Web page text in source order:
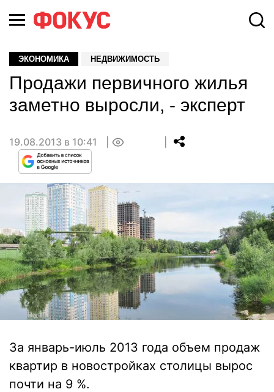
ЭКОНОМИКА НЕДВИЖИМОСТЬ
Продажи первичного жилья
заметно выросли, - эксперт
19.08.2013 в 10:41
За январь-июль 2013 года объем продаж
квартир в новостройках столицы вырос
почти на 9 %.